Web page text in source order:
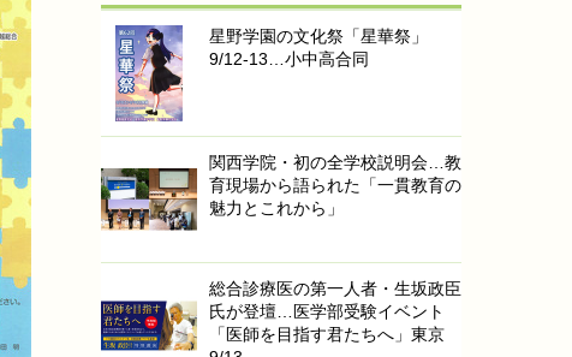
星野学園の文化祭「星華祭」
9/12-13…小中高合同
関西学院・初の全学校説明会…教
育現場から語られた「一貫教育の
魅力とこれから」
総合診療医の第一人者・生坂政臣
氏が登壇…医学部受験イベント
「医師を目指す君たちへ」東京